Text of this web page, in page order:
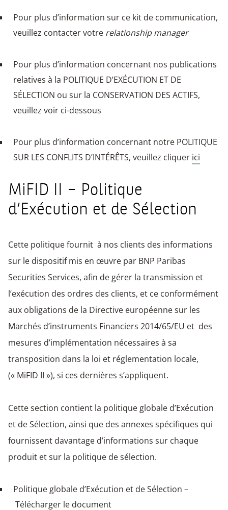
Pour plus d’information sur ce kit de communication,
veuillez contacter votre relationship manager
Pour plus d’information concernant nos publications
relatives à la POLITIQUE D’EXÉCUTION ET DE
SÉLECTION ou sur la CONSERVATION DES ACTIFS,
veuillez voir ci-dessous
Pour plus d’information concernant notre POLITIQUE
SUR LES CONFLITS D’INTÉRÊTS, veuillez cliquer ici
MiFID II – Politique
d’Exécution et de Sélection
Cette politique fournit à nos clients des informations
sur le dispositif mis en œuvre par BNP Paribas
Securities Services, afin de gérer la transmission et
l’exécution des ordres des clients, et ce conformément
aux obligations de la Directive européenne sur les
Marchés d’instruments Financiers 2014/65/EU et des
mesures d’implémentation nécessaires à sa
transposition dans la loi et réglementation locale,
(« MiFID II »), si ces dernières s’appliquent.
Cette section contient la politique globale d’Exécution
et de Sélection, ainsi que des annexes spécifiques qui
fournissent davantage d’informations sur chaque
produit et sur la politique de sélection.
Politique globale d’Exécution et de Sélection –
Télécharger le document